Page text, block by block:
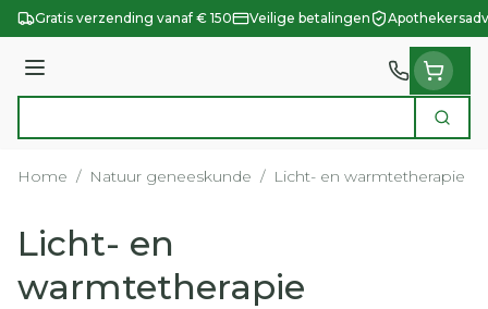
Ga naar de inhoud
Gratis verzending vanaf € 150 Veilige betalingen
Menu
Zoek
Home / Natuur geneeskunde / Licht- en warmtetherapie
Licht- en
warmtetherapie